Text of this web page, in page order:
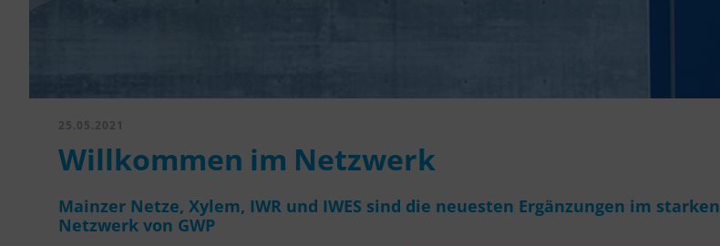
25.05.2021
Willkommen im Netzwerk
Mainzer Netze, Xylem, IWR und IWES sind die neuesten Ergänzungen im starken
Netzwerk von GWP